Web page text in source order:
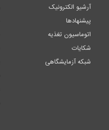
آرشیو الکترونیک
پیشنهادها
اتوماسیون تغذیه
شکایات
شبکه آزمایشگاهی